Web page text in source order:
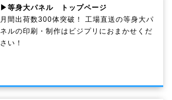
▶等身大パネル トップページ
月間出荷数300体突破！ 工場直送の等身大パ
ネルの印刷・制作は ビジプリ におまかせくだ
さい！